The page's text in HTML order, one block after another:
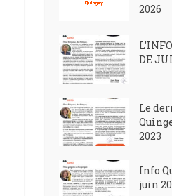
2026
DE
Le
2023
Info
juin